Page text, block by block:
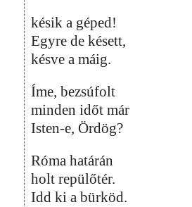
késik a géped!
Egyre de késett,
késve a máig.
Íme, bezsúfolt
minden időt már
Isten-e, Ördög?
Róma határán
holt repülőtér.
Idd ki a bürköd.